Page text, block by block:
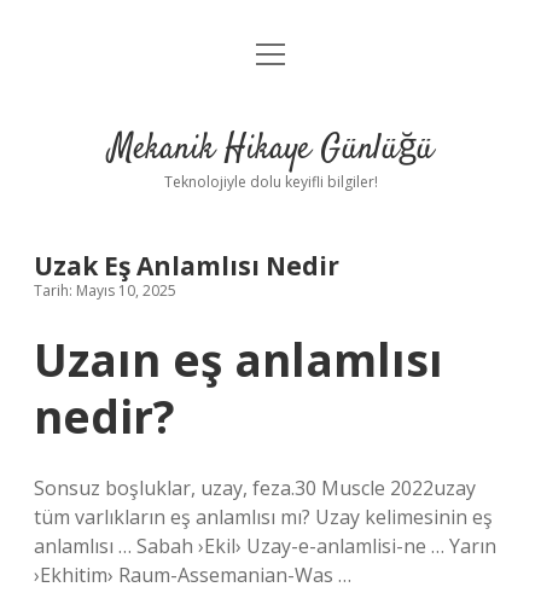
Anasayfa
Yasal Uyarı
menüyü
Mekanik Hikaye Günlüğü
Teknolojiyle dolu keyifli bilgiler!
Uzak Eş Anlamlısı Nedir
Tarih: Mayıs 10, 2025
Uzaın eş anlamlısı
nedir?
Sonsuz boşluklar, uzay, feza.30 Muscle 2022uzay
tüm varlıkların eş anlamlısı mı? Uzay kelimesinin eş
anlamlısı … Sabah ›Ekil› Uzay-e-anlamlisi-ne … Yarın
›Ekhitim› Raum-Assemanian-Was …